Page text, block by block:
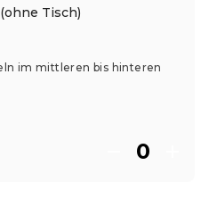
Tisch)
im mittleren bis hinteren